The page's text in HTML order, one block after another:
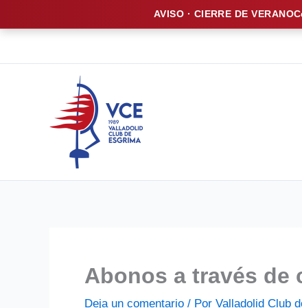
AVISO · CIERRE DE VERANO
Abonos a través de
Deja un comentario / Por Valladolid Club